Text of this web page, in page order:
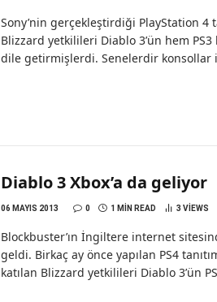
Sony’nin gerçekleştirdiği PlayStation 4
Blizzard yetkilileri Diablo 3’ün hem
dile getirmişlerdi. Senelerdir
Diablo 3 Xbox’a da geliyor
06 MAYIS 2013 0 1 MIN READ 3 VIEWS
Blockbuster’ın İngiltere internet
geldi. Birkaç ay önce yapılan PS4
katılan Blizzard yetkilileri Diablo 3’ün